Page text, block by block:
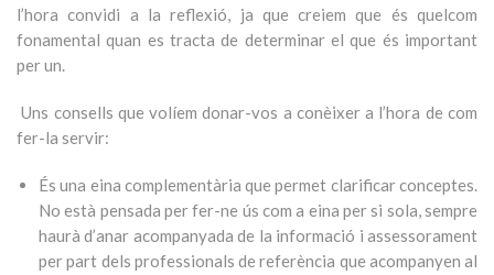
l’hora convidi a la reflexió, ja que creiem que és quelcom
fonamental quan es tracta de determinar el que és important
per un.
Uns consells que volíem donar-vos a conèixer a l’hora de com
fer-la servir:
És una eina complementària que permet clarificar conceptes.
No està pensada per fer-ne ús com a eina per si sola, sempre
haurà d’anar acompanyada de la informació i assessorament
per part dels professionals de referència que acompanyen al